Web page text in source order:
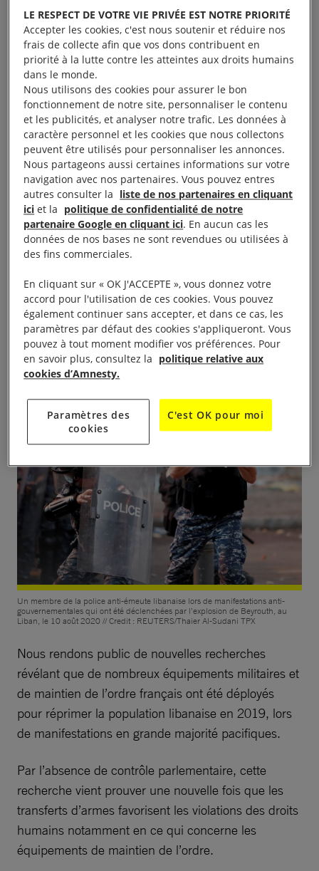
À lire aussi : Silence, on arme ! #1 : Récit d’une
mobilisation mondiale pour le contrôle des armes
À lire aussi : Silence, on arme ! #2 : Ventes d’armes, une
omerta française
À lire aussi :
Silence, on arme ! #3 : les militants de notre
Cellule Armes
À lire aussi :
Silence, on arme ! #4 : le Parlement tenu à
l’écart des ventes d’armes françaises
Des armes françaises au
Liban
28 janvier 2021
Un membre de la police anti-émeute libanaise lors de manifestations anti-
gouvernementales qui ont été déclenchées par l’explosion de Beyrouth, au
Liban, le 10 août 2020 // Credit : REUTERS/Thaier Al-Sudani TPX
Nous rendons public de nouvelles recherches
révélant que de nombreux équipements militaires et
de maintien de l’ordre français ont été déployés
pour réprimer la population libanaise en 2019, lors
de manifestations en grande majorité pacifiques.
Par l’absence de contrôle parlementaire, cette
recherche vient prouver une nouvelle fois que les
transferts d’armes favorisent les violations des droits
humains notamment en ce qui concerne les
équipements de maintien de l’ordre.
LE RESPECT DE VOTRE VIE PRIVÉE EST NOTRE PRIORITÉ
Accepter les cookies, c'est nous soutenir et réduire nos
frais de collecte afin que vos dons contribuent en
priorité à la lutte contre les atteintes aux droits humains
dans le monde.
Nous utilisons des cookies pour assurer le bon
fonctionnement de notre site, personnaliser le contenu
et les publicités, et analyser notre trafic. Les données à
caractère personnel et les cookies que nous collectons
peuvent être utilisés pour personnaliser les annonces.
Nous partageons aussi certaines informations sur votre
navigation avec nos partenaires. Vous pouvez entres
autres consulter la liste de nos partenaires en cliquant
ici et la politique de confidentialité de notre
partenaire Google en cliquant ici. En aucun cas les
données de nos bases ne sont revendues ou utilisées à
des fins commerciales.
En cliquant sur « OK J'ACCEPTE », vous donnez votre
accord pour l'utilisation de ces cookies. Vous pouvez
également continuer sans accepter, et dans ce cas, les
paramètres par défaut des cookies s'appliqueront. Vous
pouvez à tout moment modifier vos préférences. Pour
en savoir plus, consultez la politique relative aux
cookies d’Amnesty.
Paramètres des
cookies
C'est OK pour moi